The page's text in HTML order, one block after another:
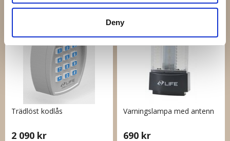
Deny
Trädlöst kodlås
2 090 kr
Varningslampa med antenn
690 kr